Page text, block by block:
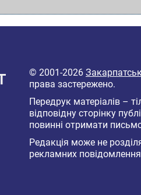
© 2001-2026
права застережено.
Передрук матеріалів –
відповідну сторінку
повинні отримати
Редакція може не
рекламних